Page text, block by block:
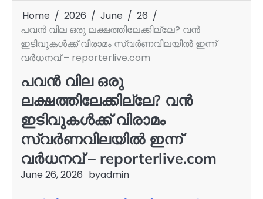
Home 2026 June
26
പവന്‍ വില ഒരു ലക്ഷത്തിലേക്കില്ലേ? വന്‍
ഇടിവുകള്‍ക്ക് വിരാമം സ്വർണവിലയില്‍ ഇന്ന്
വർധനവ് – reporterlive.com
പവന്‍ വില ഒരു
ലക്ഷത്തിലേക്കില്ലേ? വന്‍
ഇടിവുകള്‍ക്ക് വിരാമം
സ്വർണവിലയില്‍ ഇന്ന്
വർധനവ് – reporterlive.com
June 26, 2026 byadmin